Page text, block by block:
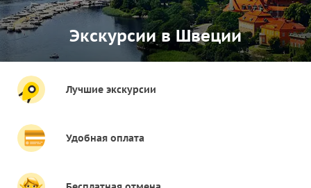
Экскурсии в Швеции
Лучшие экскурсии
Удобная оплата